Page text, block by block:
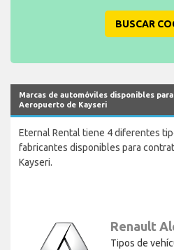
BUSCAR
Marcas de automóviles disponibles
Aeropuerto de Kayseri
Eternal Rental tiene 4 diferentes
fabricantes disponibles para
Kayseri.
Renault
Tipos de